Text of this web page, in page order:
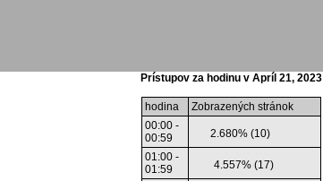
Prístupov za hodinu v Apríl 21, 2023
hodina
Zobrazených stránok
00:00 -
00:59
2.680% (10)
01:00 -
01:59
4.557% (17)